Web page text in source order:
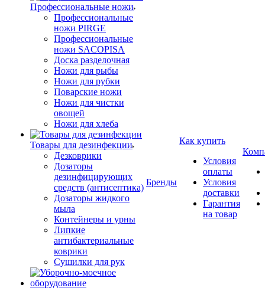
Профессиональные ножи
Профессиональные
ножи PIRGE
Профессиональные
ножи SACOPISA
Доска разделочная
Ножи для рыбы
Ножи для рубки
Поварские ножи
Ножи для чистки
овощей
Ножи для хлеба
Товары для дезинфекции
Дезковрики
Дозаторы
дезинфицирующих
средств (антисептика)
Дозаторы жидкого
мыла
Контейнеры и урны
Липкие
антибактериальные
коврики
Сушилки для рук
Бренды
Как купить
Условия
оплаты
Условия
доставки
Гарантия
на товар